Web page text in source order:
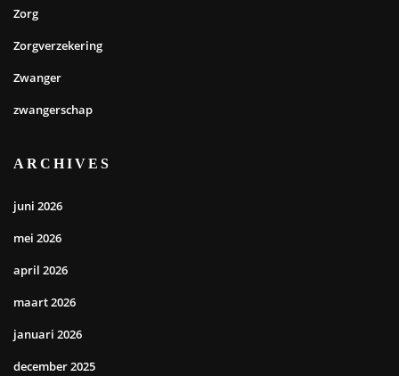
Zorg
Zorgverzekering
Zwanger
zwangerschap
ARCHIVES
juni 2026
mei 2026
april 2026
maart 2026
januari 2026
december 2025